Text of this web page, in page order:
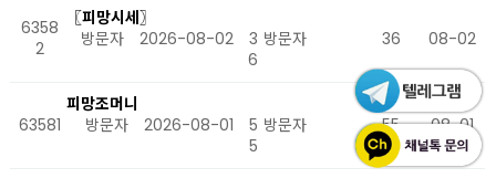
6358
2
〖피망시세〗
방문자
2026-08-02
3
6
방문자 36 08-02
63581
피망조머니
방문자
2026-08-01
5
5
방문자 55 08-01